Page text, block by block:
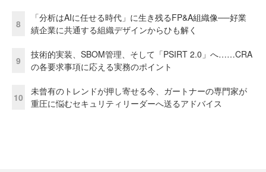
8
「分析はAIに任せる時代」に生き残るFP&A組織像──好業
績企業に共通する組織デザインからひも解く
9
技術的実装、SBOM管理、そして「PSIRT 2.0」へ……CRA
の各要求事項に応える実務のポイント
10
未曾有のトレンドが押し寄せる今、ガートナーの専門家が
重圧に悩むセキュリティリーダーへ送るアドバイス